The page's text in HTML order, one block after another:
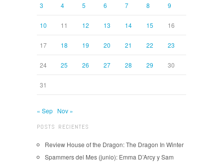
3 4 5 6 7 8 9
10 11 12 13 14 15 16
17 18 19 20 21 22 23
24 25 26 27 28 29 30
31
« Sep Nov »
POSTS RECIENTES
Review House of the Dragon: The Dragon In Winter
Spammers del Mes (junio): Emma D’Arcy y Sam